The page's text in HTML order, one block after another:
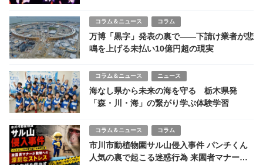
コラム＆ニュース コラム
万博「黒字」発表の裏で――下請け業者が悲
鳴を上げる未払い10億円超の現実
コラム＆ニュース ニュース
海なし県から未来の海を守る 栃木県発
「森・川・海」の繋がり学ぶ体験学習
コラム＆ニュース コラム
市川市動植物園サル山侵入事件 パンチくん
人気の裏で起こる迷惑行為 来園者マナーが